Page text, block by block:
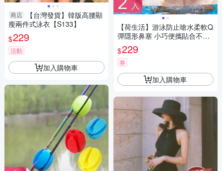
商店
【台灣發貨】韓版高腰顯
瘦兩件式泳衣【S133】
$229
活動
加入購物車
【荷生活】游泳防止嗆水柔軟Q
彈隱形鼻塞 小巧便攜貼合不漏
水U型矽膠鼻塞-2入組
$229
券
加入購物車